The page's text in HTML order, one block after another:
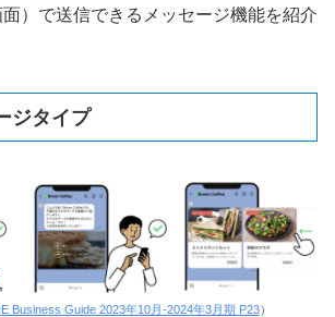
）で送信できるメッセージ機能を紹介
ジタイプ
Business Guide 2023年10月-2024年3月期 P23）